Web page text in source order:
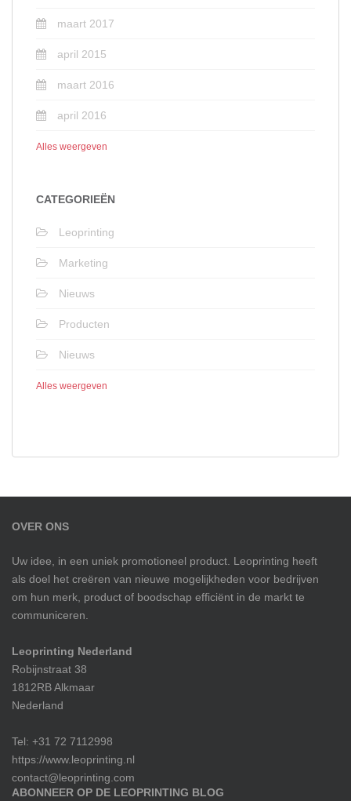
maart 2017
april 2015
maart 2016
april 2016
Alles weergeven
CATEGORIEËN
Leoprinting
Marketing
Nieuws
Producten
Nieuws
Alles weergeven
OVER ONS
Uw idee, in een uniek promotioneel product. Leoprinting heeft
als doel het creëren van nieuwe mogelijkheden voor bedrijven
om hun merk, product of boodschap efficiënt in de markt te
communiceren.
Leoprinting Nederland
Robijnstraat 38
1812RB Alkmaar
Nederland
Tel: +31 72 7112998
https://www.leoprinting.nl
contact@leoprinting.com
ABONNEER OP DE LEOPRINTING BLOG